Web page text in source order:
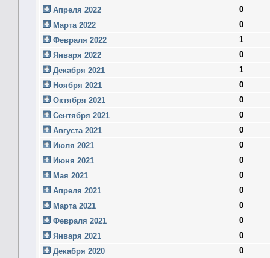
Апреля 2022
0
Марта 2022
0
Февраля 2022
1
Января 2022
0
Декабря 2021
1
Ноября 2021
0
Октября 2021
0
Сентября 2021
0
Августа 2021
0
Июля 2021
0
Июня 2021
0
Мая 2021
0
Апреля 2021
0
Марта 2021
0
Февраля 2021
0
Января 2021
0
Декабря 2020
0